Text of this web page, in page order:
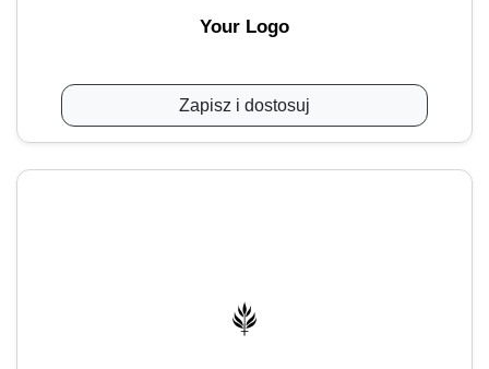
Your Logo
Zapisz i dostosuj